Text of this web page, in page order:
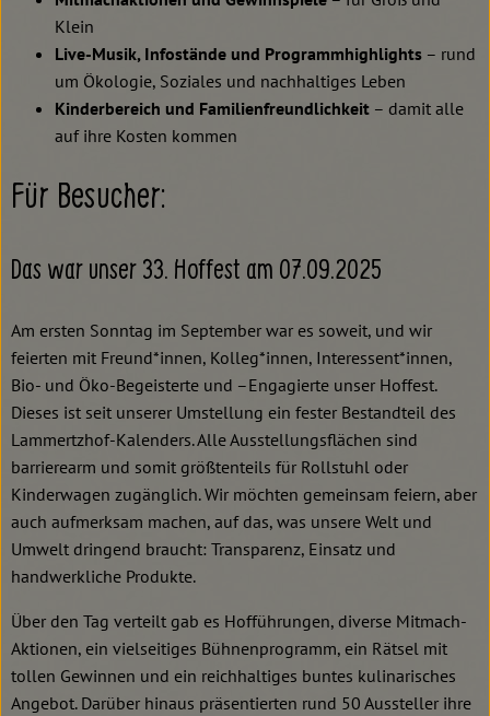
Klein
Live-Musik, Infostände und Programmhighlights – rund
um Ökologie, Soziales und nachhaltiges Leben
Kinderbereich und Familienfreundlichkeit – damit alle
auf ihre Kosten kommen
Für Besucher:
Das war unser 33. Hoffest am 07.09.2025
Am ersten Sonntag im September war es soweit, und wir
feierten mit Freund*innen, Kolleg*innen, Interessent*innen,
Bio- und Öko-Begeisterte und –Engagierte unser Hoffest.
Dieses ist seit unserer Umstellung ein fester Bestandteil des
Lammertzhof-Kalenders. Alle Ausstellungsflächen sind
barrierearm und somit größtenteils für Rollstuhl oder
Kinderwagen zugänglich. Wir möchten gemeinsam feiern, aber
auch aufmerksam machen, auf das, was unsere Welt und
Umwelt dringend braucht: Transparenz, Einsatz und
handwerkliche Produkte.
Über den Tag verteilt gab es Hofführungen, diverse Mitmach-
Aktionen, ein vielseitiges Bühnenprogramm, ein Rätsel mit
tollen Gewinnen und ein reichhaltiges buntes kulinarisches
Angebot. Darüber hinaus präsentierten rund 50 Aussteller ihre